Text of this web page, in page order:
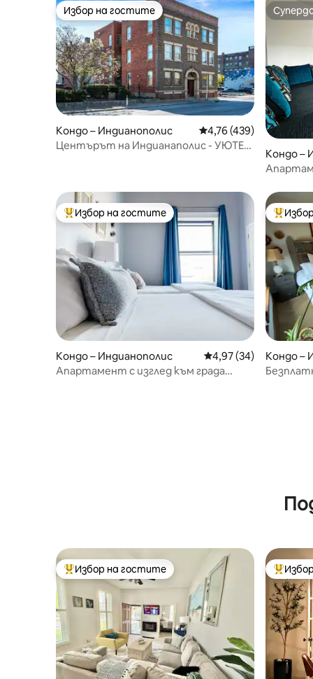
Избор на гостите
Избор на гостите
Кондо – Индианополис Средна оценка: 4,76
4,76 (439)
Центърът на Индианаполис - УЮТЕН
Кондо –
Най-популярен избор на гостите
Избор на гостите
Кондо – Индианополис Средна оценка: 4,97
4,97 (34)
Апартамент с изглед към града
Най-
Кондо –
Най-популярен избор на гостите
Избор на гостите Най-